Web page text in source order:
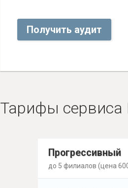
Получить аудит
Тарифы сервиса
Прогрессивный
до 5 филиалов (цена